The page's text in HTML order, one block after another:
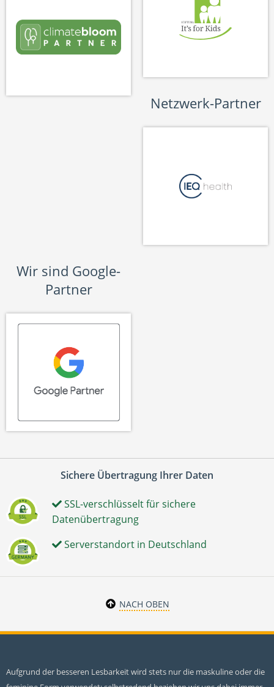
Netzwerk-Partner
Wir sind Google-
Partner
Sichere Übertragung Ihrer Daten
SSL-verschlüsselt für sichere
Datenübertragung
Serverstandort in Deutschland
NACH OBEN
Aufgrund der besseren Lesbarkeit wird stets nur die maskuline oder die